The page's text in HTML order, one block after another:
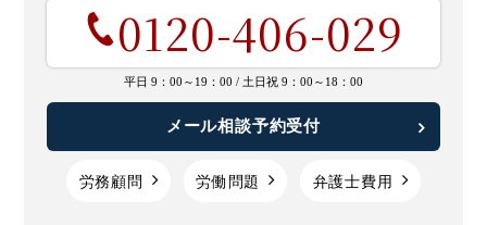
0120-406-029
平日 9：00～19：00 / 土日祝 9：00～18：00
メール相談予約受付
労務顧問 労働問題 弁護士費用